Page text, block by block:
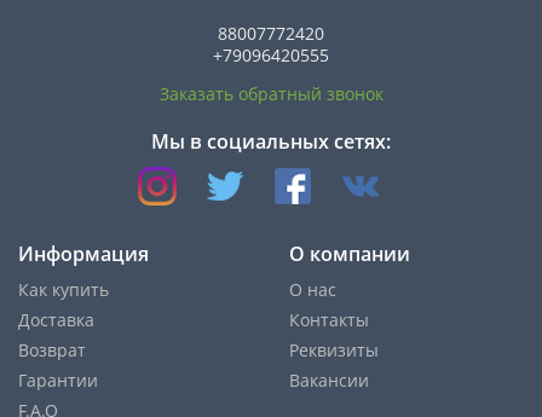
88007772420
+79096420555
Заказать обратный звонок
Мы в социальных сетях:
Информация
Как купить
Доставка
Возврат
Гарантии
F.A.Q
О компании
О нас
Контакты
Реквизиты
Вакансии